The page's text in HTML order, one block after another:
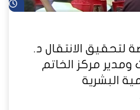
لتحقيق الانتقال د.
ومدير مركز الخاتم
البشرية